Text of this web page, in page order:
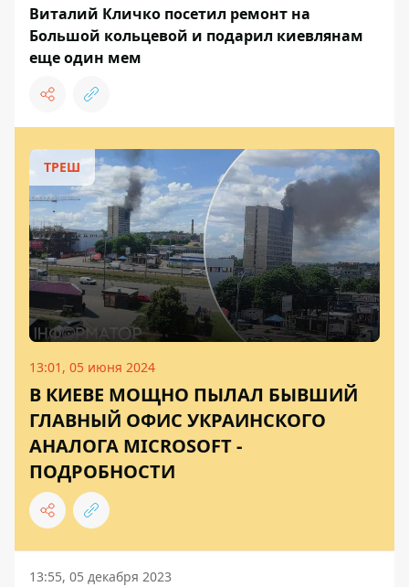
Виталий Кличко посетил ремонт на
Большой кольцевой и подарил киевлянам
еще один мем
ТРЕШ
13:01, 05 июня 2024
В КИЕВЕ МОЩНО ПЫЛАЛ БЫВШИЙ
ГЛАВНЫЙ ОФИС УКРАИНСКОГО
АНАЛОГА MICROSOFT -
ПОДРОБНОСТИ
13:55, 05 декабря 2023